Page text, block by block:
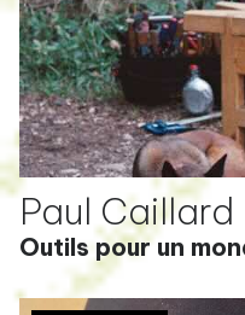
Paul Caillard
Outils pour un